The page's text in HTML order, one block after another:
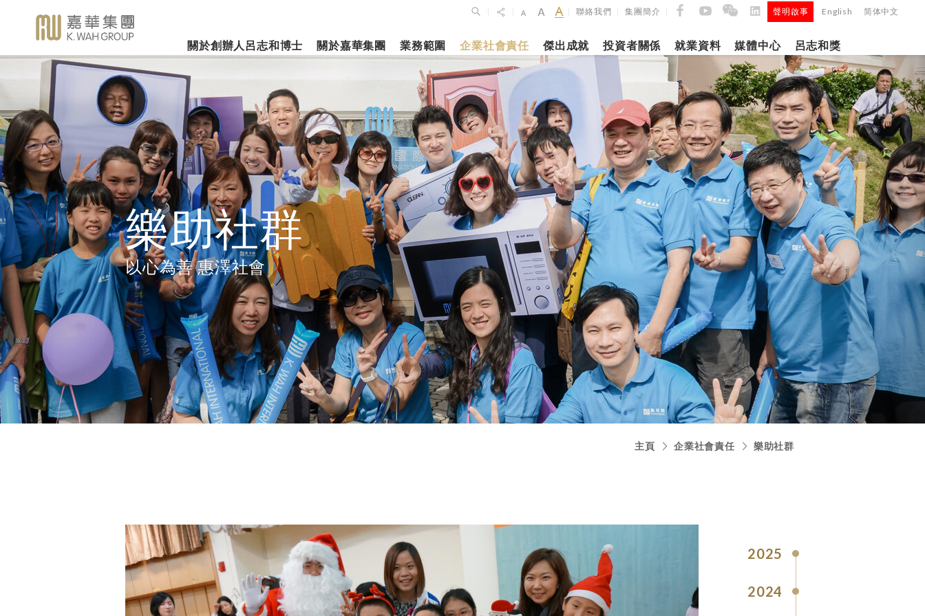
聯絡我們 集團簡介 聲明啟事 English 简体中文
關於創辦人呂志和博士
事業里程
詳細履歷
關於嘉華集團
集團簡介
嘉華故事
創辦人呂志和博士簡介
管理層
業務範圍
業務概覽
房地產 娛樂休閒 酒店 建築材料
企業社會責任
企業社會責任
樂助社群
環境保護
支持教育
推廣文康
關懷員工
環境、社會及管治報告
新聞焦點
2023年10月19日
上海交通大學「呂
志和科學園」正式
揭幕
更多內容
傑出成就 投資者關係
嘉華國際集團有限公司
（股份代號：00173）
銀河娛樂集團有限公司
（股份代號：00027）
投資者聯繫
就業資料
企業文化
事業發展
工作與生活平衡
職位空缺
媒體中心
深切懷念呂志和
博士 - 消息發布
「一嘉人」專欄
新聞稿
《嘉天下通訊》
及專題故事
影片庫
圖片庫
媒體查詢
2026年3月27日
嘉華國際公佈2025年全年
業績業務維持平穩發展
更多內容
2026年2月26日
銀娛公佈2025年第四季度
及全年業績
更多內容
呂志和獎
樂助社群
以心為善 惠澤社會
主頁 企業社會責任 樂助社群
2025
2024